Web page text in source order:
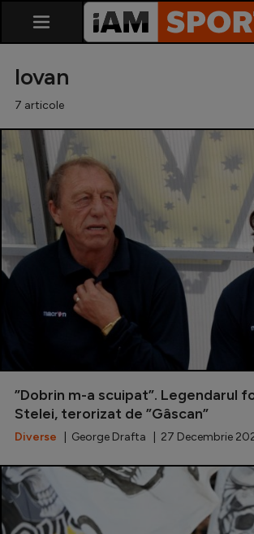
SuperLiga
Liga 2
Cupa României
Echipa Națională
U21
Special
Diverse
Clasamente
Iovan
7 articole
”Dobrin m-a scuipat”. Legendarul
Stelei, terorizat de ”Gâscan”
Diverse | George Drafta | 27 Decembrie